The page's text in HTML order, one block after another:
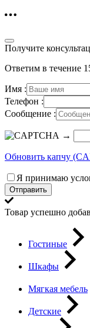
Получите
Ответим в течение
Имя :
Телефон :
Сообщение :
→
Обновить капчу
Я принимаю
Отправить
Товар успешно
Гостиные
Шкафы
Мягкая мебель
Детские